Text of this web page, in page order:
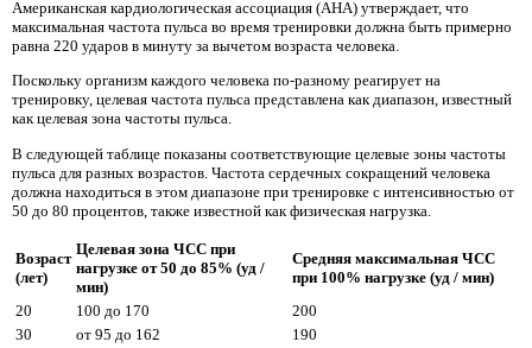
Американская кардиологическая ассоциация (AHA) утверждает, что
максимальная частота пульса во время тренировки должна быть примерно
равна 220 ударов в минуту за вычетом возраста человека.
Поскольку организм каждого человека по-разному реагирует на
тренировку, целевая частота пульса представлена ​​как диапазон, известный
как целевая зона частоты пульса.
В следующей таблице показаны соответствующие целевые зоны частоты
пульса для разных возрастов. Частота сердечных сокращений человека
должна находиться в этом диапазоне при тренировке с интенсивностью от
50 до 80 процентов, также известной как физическая нагрузка.
Возраст
(лет)
Целевая зона ЧСС при
нагрузке от 50 до 85% (уд /
мин)
Средняя максимальная ЧСС
при 100% нагрузке (уд / мин)
20
100 до 170
200
30
от 95 до 162
190